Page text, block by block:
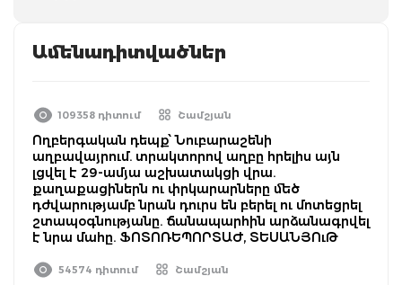
Ամենադիտվածներ
109358 դիտում Շամշյան
Ողբերգական դեպք՝ Նուբարաշենի
աղբավայրում. տրակտորով աղբը հրելիս այն
լցվել է 29-ամյա աշխատակցի վրա.
քաղաքացիներն ու փրկարարները մեծ
դժվարությամբ նրան դուրս են բերել ու մոտեցրել
շտապօգնությանը. ճանապարհին արձանագրվել
է նրա մահը. ՖՈՏՈՌԵՊՈՐՏԱԺ, ՏԵՍԱՆՅՈւԹ
54574 դիտում Շամշյան